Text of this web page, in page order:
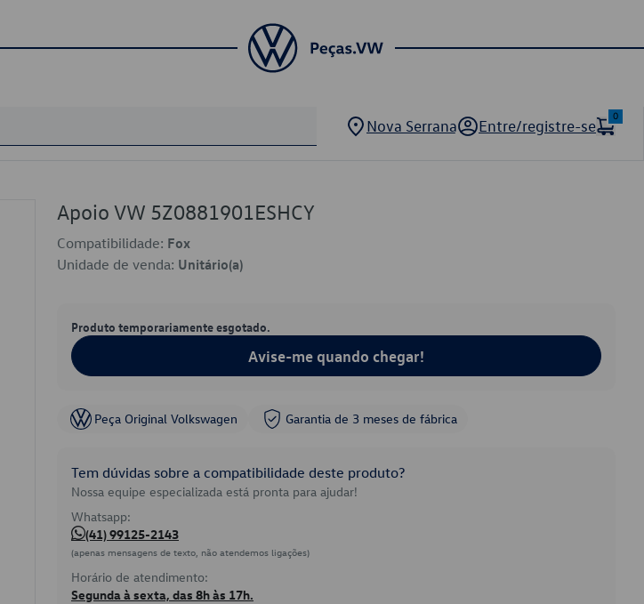
Nova Serrana Entre/registre-se
0
Apoio VW 5Z0881901ESHCY
Compatibilidade: Fox
Unidade de venda: Unitário(a)
Produto temporariamente esgotado.
Avise-me quando chegar!
Peça Original Volkswagen Garantia de 3 meses de fábrica
Tem dúvidas sobre a compatibilidade deste produto?
Nossa equipe especializada está pronta para ajudar!
Whatsapp:
(41) 99125-2143
(apenas mensagens de texto, não atendemos ligações)
Horário de atendimento:
Segunda à sexta, das 8h às 17h.